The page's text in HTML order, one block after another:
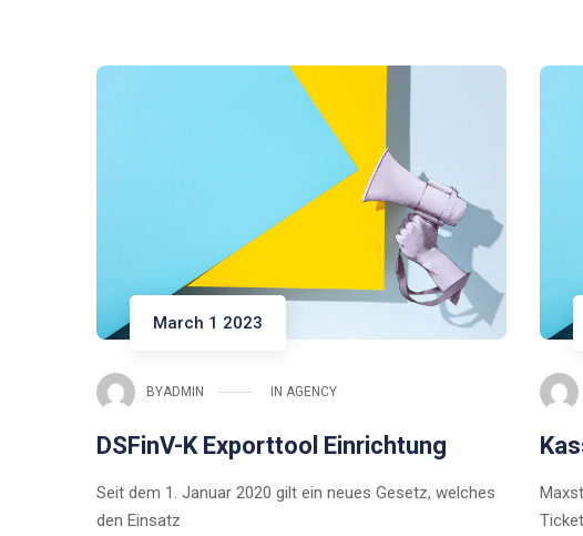
March 1 2023
BYADMIN IN AGENCY
DSFinV-K Exporttool Einrichtung
Seit dem 1. Januar 2020 gilt ein neues Gesetz, welches
den Einsatz